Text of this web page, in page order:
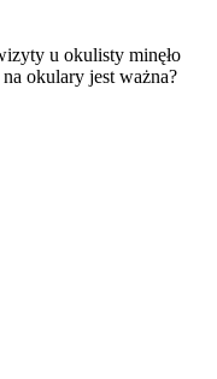
u okulisty minęło
okulary jest ważna?